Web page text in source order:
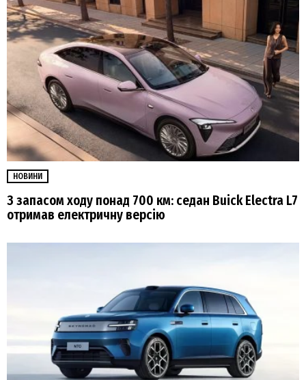
НОВИНИ
З запасом ходу понад 700 км: седан Buick Electra L7
отримав електричну версію